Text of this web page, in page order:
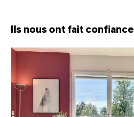
Ils nous ont fait confiance